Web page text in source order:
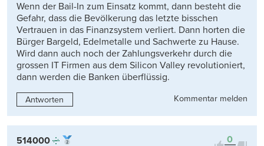
Wenn der Bail-In zum Einsatz kommt, dann besteht die
Gefahr, dass die Bevölkerung das letzte bisschen
Vertrauen in das Finanzsystem verliert. Dann horten die
Bürger Bargeld, Edelmetalle und Sachwerte zu Hause.
Wird dann auch noch der Zahlungsverkehr durch die
grossen IT Firmen aus dem Silicon Valley revolutioniert,
dann werden die Banken überflüssig.
Antworten Kommentar melden
0
514000